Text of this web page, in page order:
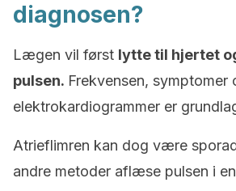
diagnosen?
Lægen vil først lytte til hjertet
pulsen. Frekvensen, symptomer
elektrokardiogrammer er
Atrieflimren kan dog være
andre metoder aflæse pulsen i